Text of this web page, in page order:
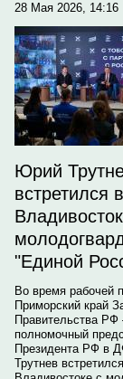
28 Мая 2026, 14:16
Юрий
встретился
"Единой
Во время рабочей
Приморский край
Правительства РФ
полномочный
Президента РФ в
Трутнев